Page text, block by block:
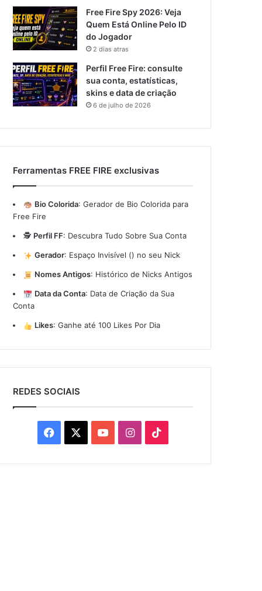
Free Fire Spy 2026: Veja
Quem Está Online Pelo ID
do Jogador
2 dias atras
Perfil Free Fire: consulte
sua conta, estatísticas,
skins e data de criação
6 de julho de 2026
Ferramentas FREE FIRE exclusivas
Bio Colorida: Gerador de Bio Colorida para
Free Fire
🕵️ Perfil FF: Descubra Tudo Sobre Sua Conta
Gerador: Espaço Invisível (ㅤ) no seu Nick
Nomes Antigos: Histórico de Nicks Antigos
Data da Conta: Data de Criação da Sua
Conta
Likes: Ganhe até 100 Likes Por Dia
REDES SOCIAIS
Facebook YouTubeInstagram